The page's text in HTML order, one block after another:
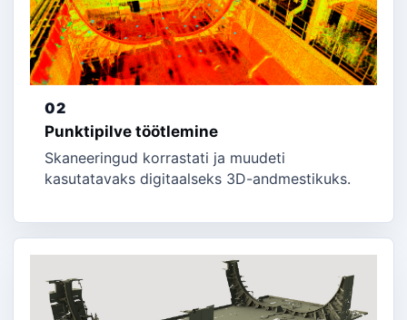
02
Punktipilve töötlemine
Skaneeringud korrastati ja muudeti
kasutatavaks digitaalseks 3D-andmestikuks.